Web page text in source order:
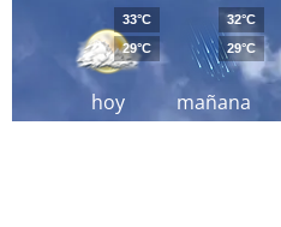
hoy
33°C
29°C
mañana
32°C
29°C